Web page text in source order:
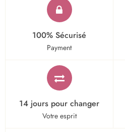
100% Sécurisé
Payment
14 jours pour changer
Votre esprit